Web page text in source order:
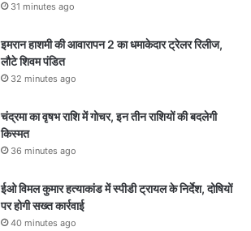
31 minutes ago
इमरान हाशमी की आवारापन 2 का धमाकेदार ट्रेलर रिलीज,
लौटे शिवम पंडित
32 minutes ago
चंद्रमा का वृषभ राशि में गोचर, इन तीन राशियों की बदलेगी
किस्मत
36 minutes ago
ईओ विमल कुमार हत्याकांड में स्पीडी ट्रायल के निर्देश, दोषियों
पर होगी सख्त कार्रवाई
40 minutes ago